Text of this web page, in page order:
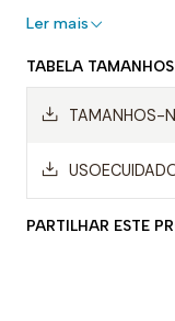
Ler mais
TABELA TAMANHOS
TAMANHOS-
PARTILHAR ESTE